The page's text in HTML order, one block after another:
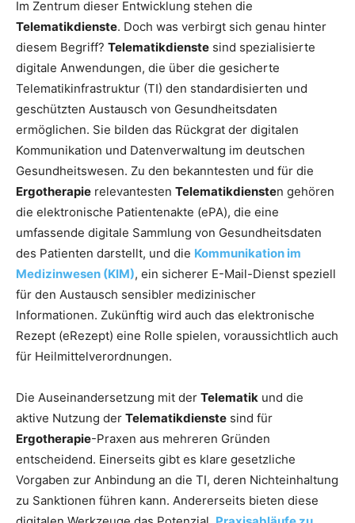
Im Zentrum dieser Entwicklung stehen die
Telematikdienste. Doch was verbirgt sich genau hinter
diesem Begriff? Telematikdienste sind spezialisierte
digitale Anwendungen, die über die gesicherte
Telematikinfrastruktur (TI) den standardisierten und
geschützten Austausch von Gesundheitsdaten
ermöglichen. Sie bilden das Rückgrat der digitalen
Kommunikation und Datenverwaltung im deutschen
Gesundheitswesen. Zu den bekanntesten und für die
Ergotherapie relevantesten Telematikdiensten gehören
die elektronische Patientenakte (ePA), die eine
umfassende digitale Sammlung von Gesundheitsdaten
des Patienten darstellt, und die Kommunikation im
Medizinwesen (KIM), ein sicherer E-Mail-Dienst speziell
für den Austausch sensibler medizinischer
Informationen. Zukünftig wird auch das elektronische
Rezept (eRezept) eine Rolle spielen, voraussichtlich auch
für Heilmittelverordnungen.
Die Auseinandersetzung mit der Telematik und die
aktive Nutzung der Telematikdienste sind für
Ergotherapie-Praxen aus mehreren Gründen
entscheidend. Einerseits gibt es klare gesetzliche
Vorgaben zur Anbindung an die TI, deren Nichteinhaltung
zu Sanktionen führen kann. Andererseits bieten diese